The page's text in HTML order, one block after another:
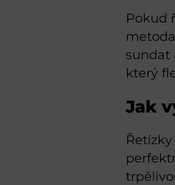
Pokud
sundat
který
Jak